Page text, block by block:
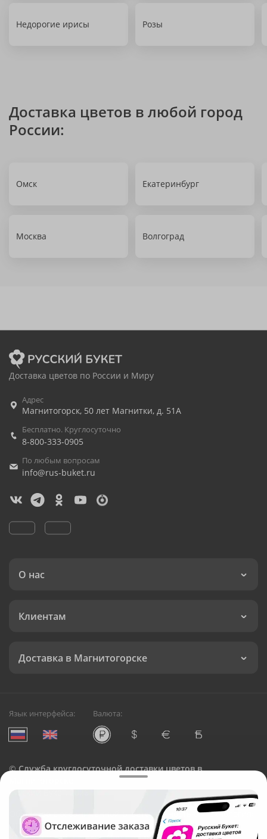
Недорогие ирисы Розы
Доставка цветов в любой город
России:
Омск Екатеринбург
Москва Волгоград
Доставка цветов по России и Миру
Адрес
Магнитогорск, 50 лет Магнитки, д. 51А
Бесплатно. Круглосуточно
8-800-333-0905
По любым вопросам
info@rus-buket.ru
О нас
Клиентам
Доставка в Магнитогорске
Язык интерфейса: Валюта:
©Служба круглосуточной доставки цветов в
Русский Букет, 2026
Общество с ограниченной ответственностью «Технология»
ОГРН: 1195476081745, ИНН: 5410081997